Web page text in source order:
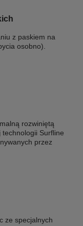
z paskiem na
osobno).
rozwiniętą
technologii Surfline
przez
ze specjalnych